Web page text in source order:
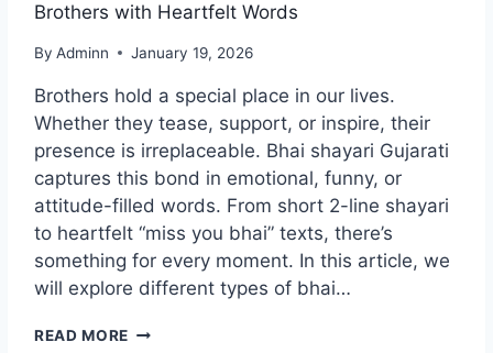
Brothers with Heartfelt Words
By Adminn January 19, 2026
Brothers hold a special place in our lives.
Whether they tease, support, or inspire, their
presence is irreplaceable. Bhai shayari Gujarati
captures this bond in emotional, funny, or
attitude-filled words. From short 2-line shayari
to heartfelt “miss you bhai” texts, there’s
something for every moment. In this article, we
will explore different types of bhai…
READ MORE BHAI